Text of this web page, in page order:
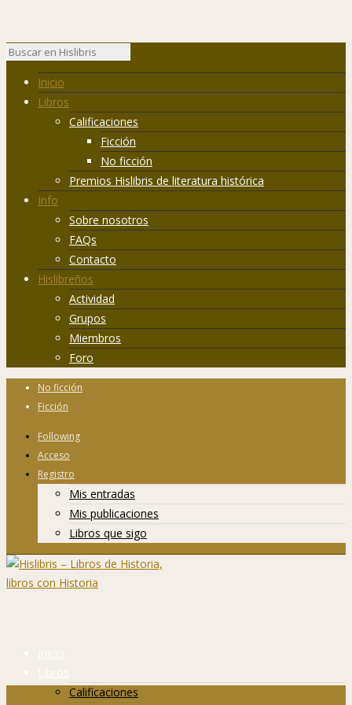
Inicio
Libros
Calificaciones
Ficción
No ficción
Premios Hislibris de literatura histórica
Info
Sobre nosotros
FAQs
Contacto
Hislibreños
Actividad
Grupos
Miembros
Foro
No ficción
Ficción
Following
Acceso
Registro
Mis entradas
Mis publicaciones
Libros que sigo
Inicio
Libros
Calificaciones